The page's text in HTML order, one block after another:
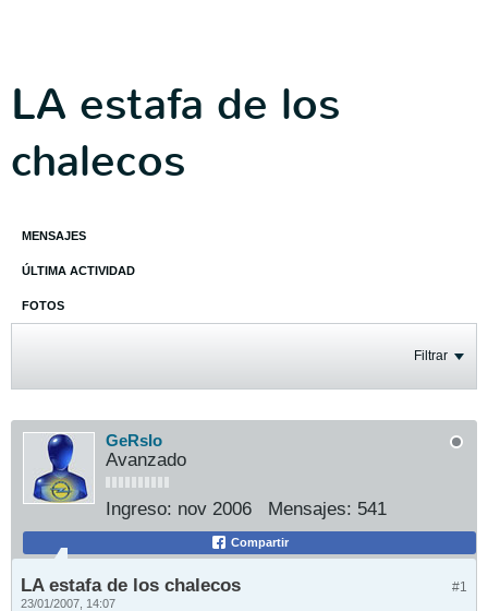
LA estafa de los
chalecos
MENSAJES
ÚLTIMA ACTIVIDAD
FOTOS
Filtrar
GeRsIo
Avanzado
Ingreso: nov 2006 Mensajes: 541
Compartir
#1
LA estafa de los chalecos
23/01/2007, 14:07